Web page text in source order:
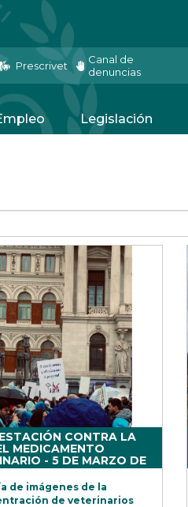
Prescrivet
Canal de
denuncias
Legislación
CONTRA LA
MEDICAMENTO
- 5 DE MARZO DE
de imágenes de la
de veterinarios